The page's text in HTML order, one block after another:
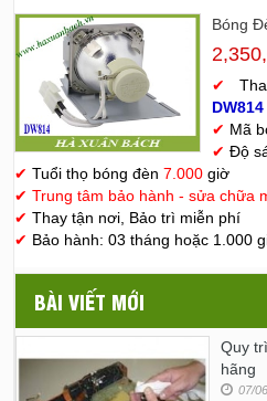
Bóng
✔
DW814
✔ Mã
✔ Độ
✔ Tuổi thọ bóng đèn 7.000 giờ
✔ Trung tâm bảo hành - sửa chữa
✔ Thay tận nơi, Bảo trì miễn phí
✔ Bảo hành: 03 tháng hoặc 1.000
BÀI VIẾT MỚI
Quy
hãng
07/